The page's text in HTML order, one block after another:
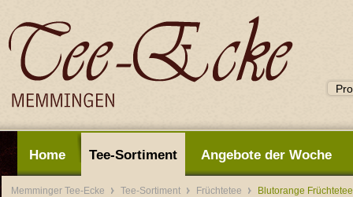
Home Tee-Sortiment Angebote der Woche
Memminger Tee-Ecke Tee-Sortiment Früchtetee Blutorange Früchtetee